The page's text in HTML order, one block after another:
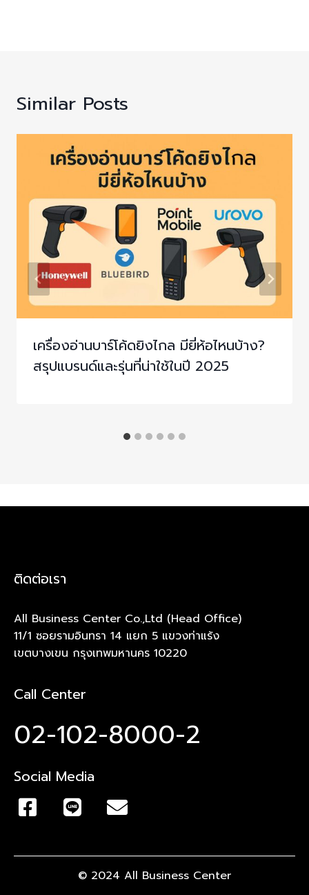
Similar Posts
เครื่องอ่านบาร์โค้ดยิงไกล มียี่ห้อไหนบ้าง?
สรุปแบรนด์และรุ่นที่น่าใช้ในปี 2025
ติดต่อเรา
All Business Center Co.,Ltd (Head Office)
11/1 ซอยรามอินทรา 14 แยก 5 แขวงท่าแร้ง
เขตบางเขน กรุงเทพมหานคร 10220
Call Center
02-102-8000-2
Social Media
© 2024 All Business Center